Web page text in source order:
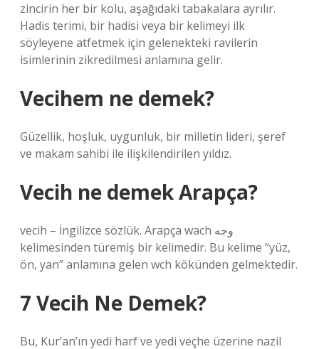
zincirin her bir kolu, aşağıdaki tabakalara ayrılır.
Hadis terimi, bir hadisi veya bir kelimeyi ilk
söyleyene atfetmek için gelenekteki ravilerin
isimlerinin zikredilmesi anlamına gelir.
Vecihem ne demek?
Güzellik, hoşluk, uygunluk, bir milletin lideri, şeref
ve makam sahibi ile ilişkilendirilen yıldız.
Vecih ne demek Arapça?
vecih – İngilizce sözlük. Arapça wach وجه
kelimesinden türemiş bir kelimedir. Bu kelime “yüz,
ön, yan” anlamına gelen wch kökünden gelmektedir.
7 Vecih Ne Demek?
Bu, Kur’an’ın yedi harf ve yedi veçhe üzerine nazil